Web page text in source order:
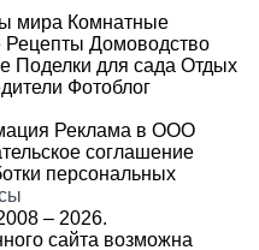
мира Комнатные
Рецепты Домоводство
Поделки для сада Отдых
Фотоблог
Реклама в ООО
соглашение
персональных
– 2026.
сайта возможна